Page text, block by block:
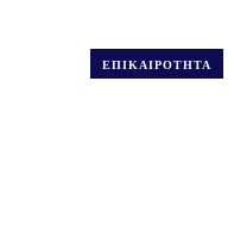
ΕΠΙΚΑΙΡΟΤΗΤΑ